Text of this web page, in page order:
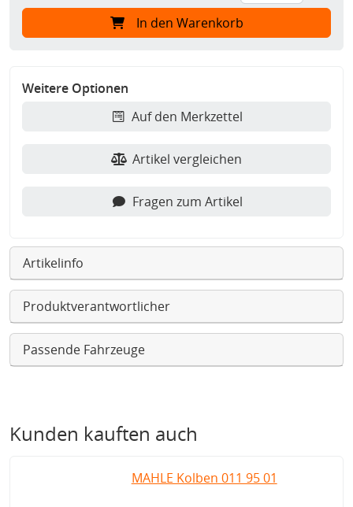
In den Warenkorb
Weitere Optionen
Auf den Merkzettel
Artikel vergleichen
Fragen zum Artikel
Artikelinfo
Produktverantwortlicher
Passende Fahrzeuge
Kunden kauften auch
MAHLE Kolben 011 95 01